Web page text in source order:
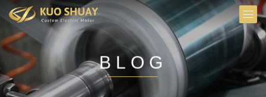
BLOG